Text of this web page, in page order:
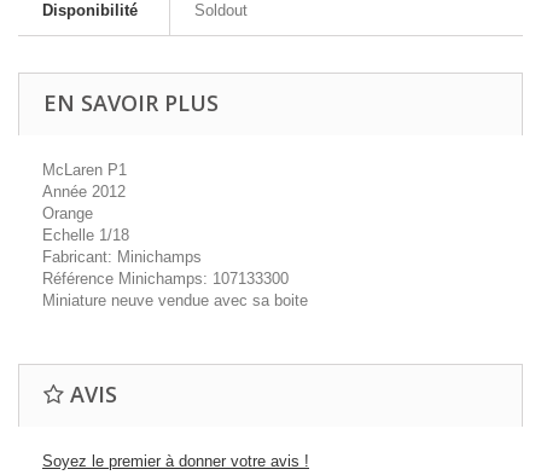
Disponibilité Soldout
EN SAVOIR PLUS
McLaren P1
Année 2012
Orange
Echelle 1/18
Fabricant: Minichamps
Référence Minichamps: 107133300
Miniature neuve vendue avec sa boite
AVIS
Soyez le premier à donner votre avis !